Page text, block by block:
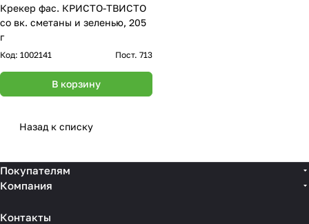
Крекер фас. КРИСТО-ТВИСТО
со вк. сметаны и зеленью, 205
г
Код: 1002141 Пост. 713
В корзину
Назад к списку
Покупателям
Компания
Контакты